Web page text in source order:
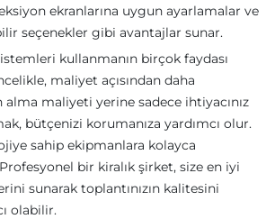
ekranlarına uygun ayarlamalar ve
seçenekler gibi avantajlar sunar.
kullanmanın birçok faydası
maliyet açısından daha
alma maliyeti yerine sadece ihtiyacınız
bütçenizi korumanıza yardımcı olur.
sahip ekipmanlara kolayca
bir kiralık şirket, size en iyi
sunarak toplantınızın kalitesini
olabilir.